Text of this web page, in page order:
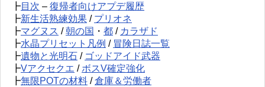
┣目次 – 復帰者向けアプデ履歴
┣新生活熟練効果 / プリオネ
┣マグヌス /朝の国 ・ 都 / カラザド
┣水晶プリセット凡例 / 冒険日誌一覧
┣遺物と光明石 / ゴッドアイド武器
┣Vアクセクエ /ボスV確定強化
┣無限POTの材料 /倉庫＆労働者